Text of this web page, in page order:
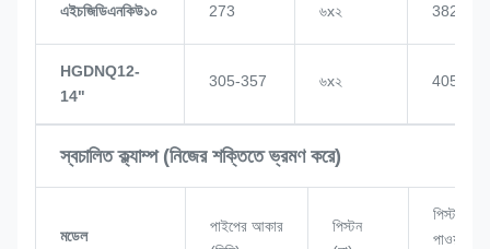
এইচজিডিএনকিউ১০ 273 ৬x২ 382
HGDNQ12-
14"
305-357 ৬x২ 405
স্বচালিত ক্ল্যাম্প (নিজের শক্তিতে ভ্রমণ করে)
মডেল
পাইপের আকার
পিস্টন
পিস্টন
পাওয়ার